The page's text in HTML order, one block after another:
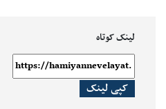
لینک کوتاه
کپی لینک